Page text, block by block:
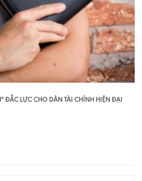
ĐẮC LỰC CHO DÂN TÀI CHÍNH HIỆN ĐẠI